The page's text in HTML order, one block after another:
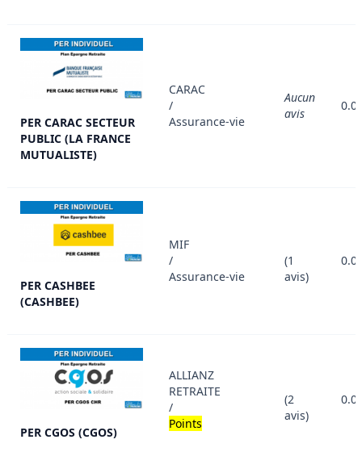
PER CARAC SECTEUR
PUBLIC (LA FRANCE
MUTUALISTE)
CARAC
/
Assurance-vie
Aucun
avis
PER CASHBEE
(CASHBEE)
MIF
/
Assurance-vie
(1
avis)
PER CGOS (CGOS)
ALLIANZ
RETRAITE
/
Points
(2
avis)